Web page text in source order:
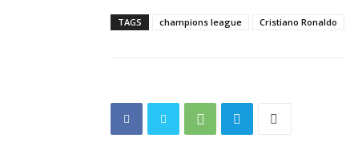
TAGS champions league Cristiano Ronaldo